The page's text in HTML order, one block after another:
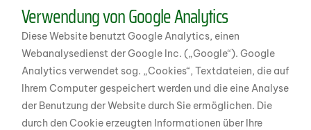
Verwendung von Google Analytics
Diese Website benutzt Google Analytics, einen
Webanalysedienst der Google Inc. („Google“). Google
Analytics verwendet sog. „Cookies“, Textdateien, die auf
Ihrem Computer gespeichert werden und die eine Analyse
der Benutzung der Website durch Sie ermöglichen. Die
durch den Cookie erzeugten Informationen über Ihre